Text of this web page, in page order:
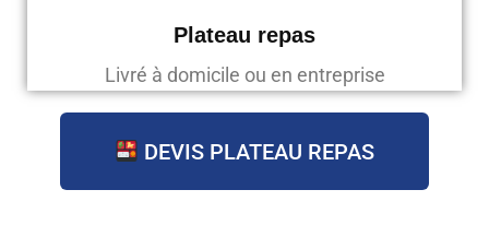
Plateau repas
Livré à domicile ou en entreprise
DEVIS PLATEAU REPAS